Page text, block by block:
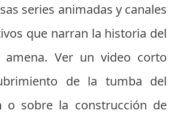
series animadas y canales
que narran la historia del
Ver un video corto
de la tumba del
o sobre la construcción de